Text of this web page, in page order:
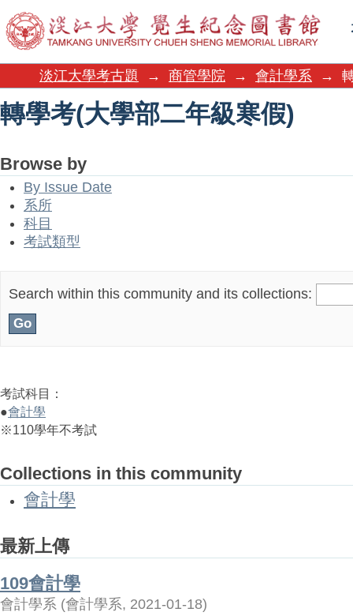
轉學考(大學部二年級寒假)
淡江大學考古題 → 商管學院 → 會計學系 →
轉學考(大學部二年級寒假)
Browse by
By Issue Date
系所
科目
考試類型
Search within this community and its collections:
考試科目：
●會計學
※110學年不考試
Collections in this community
會計學
最新上傳
109會計學
會計學系 (會計學系, 2021-01-18)